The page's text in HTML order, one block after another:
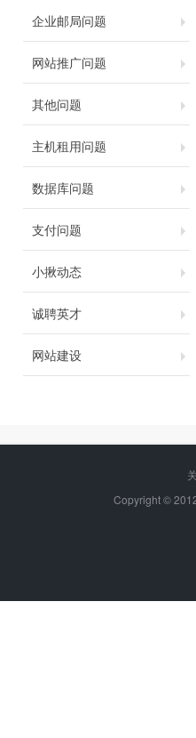
企业邮局问题
网站推广问题
其他问题
主机租用问题
数据库问题
支付问题
小揪动态
诚聘英才
网站建设
Copyright ©